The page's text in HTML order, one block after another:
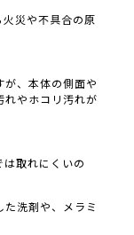
災や不具合の原
、本体の側面や
れやホコリ汚れが
取れにくいの
洗剤や、メラミ